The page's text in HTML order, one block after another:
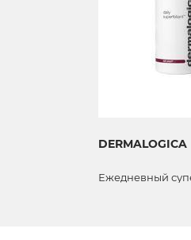
DERMALOGICA
Ежедневный